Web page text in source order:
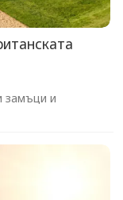
замъци и